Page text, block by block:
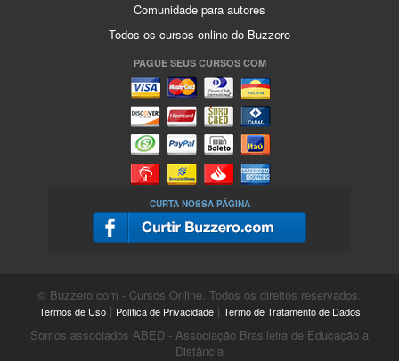
Comunidade para autores
Todos os cursos online do Buzzero
PAGUE SEUS CURSOS COM
CURTA NOSSA PÁGINA
© Buzzero.com - Cursos Online. Todos os direitos reservados.
Termos de Uso| Política de Privacidade| Termo de Tratamento de Dados
Somos associados ABED - Associação Brasileira de Educação a
Distância